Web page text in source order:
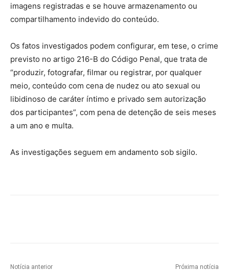
imagens registradas e se houve armazenamento ou
compartilhamento indevido do conteúdo.
Os fatos investigados podem configurar, em tese, o crime
previsto no artigo 216-B do Código Penal, que trata de
“produzir, fotografar, filmar ou registrar, por qualquer
meio, conteúdo com cena de nudez ou ato sexual ou
libidinoso de caráter íntimo e privado sem autorização
dos participantes”, com pena de detenção de seis meses
a um ano e multa.
As investigações seguem em andamento sob sigilo.
Notícia anterior Próxima notícia